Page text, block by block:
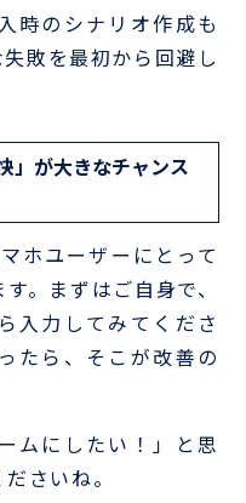
時のシナリオ作成も
敗を最初から回避し
」が大きなチャンス
ホユーザーにとって
。まずはご自身で、
入力してみてくださ
たら、そこが改善の
ムにしたい！」と思
さいね。